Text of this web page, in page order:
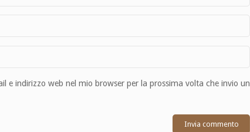
e indirizzo web nel mio browser per la prossima volta che invio un